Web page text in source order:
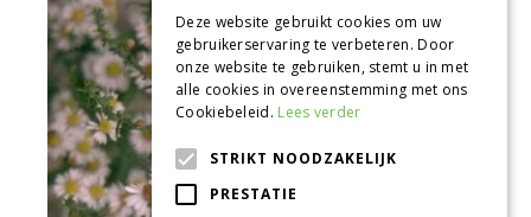
Deze website gebruikt cookies om uw
gebruikerservaring te verbeteren. Door
onze website te gebruiken, stemt u in met
alle cookies in overeenstemming met ons
Cookiebeleid. Lees verder
STRIKT NOODZAKELIJK
PRESTATIE